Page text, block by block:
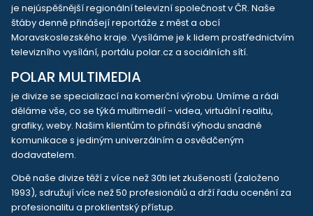
je nejúspěšnější regionální televizní společnost v ČR. Naše
štáby denně přinášejí reportáže z měst a obcí
Moravskoslezského kraje. Vysíláme je k lidem prostřednictvím
televizního vysílání, portálu polar.cz a sociálních sítí.
POLAR MULTIMEDIA
je divize se specializací na komerční výrobu. Umíme a rádi
děláme vše, co se týká multimedií - videa, virtuální realitu,
grafiky, weby. Našim klientům to přináší výhodu snadné
komunikace s jediným univerzálním a osvědčeným
dodavatelem.
Obě naše divize těží z více než 30ti let zkušeností (založeno
1993), sdružují více než 50 profesionálů a drží řadu ocenění za
profesionalitu a proklientský přístup.